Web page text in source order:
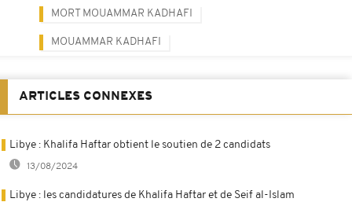
MORT MOUAMMAR KADHAFI
MOUAMMAR KADHAFI
ARTICLES CONNEXES
Libye : Khalifa Haftar obtient le soutien de 2 candidats
13/08/2024
Libye : les candidatures de Khalifa Haftar et de Seif al-Islam